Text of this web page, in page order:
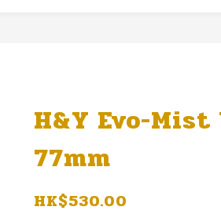
H&Y Evo-
77mm
HK$530.00